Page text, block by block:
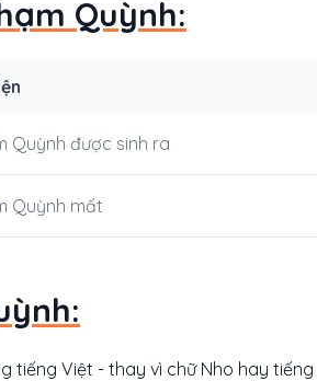
Quỳnh:
Quỳnh được sinh ra
Quỳnh mất
tiếng Việt - thay vì chữ Nho hay tiếng